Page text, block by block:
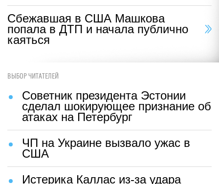
Сбежавшая в США Машкова
попала в ДТП и начала публично
каяться
ВЫБОР ЧИТАТЕЛЕЙ
Советник президента Эстонии
сделал шокирующее признание об
атаках на Петербург
ЧП на Украине вызвало ужас в
США
Истерика Каллас из-за удара